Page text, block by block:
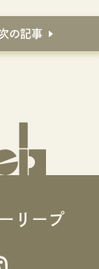
の記事
リープ